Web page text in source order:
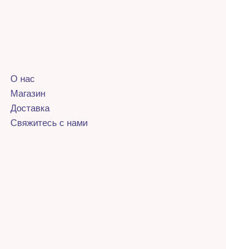
О нас
Магазин
Доставка
Свяжитесь с нами